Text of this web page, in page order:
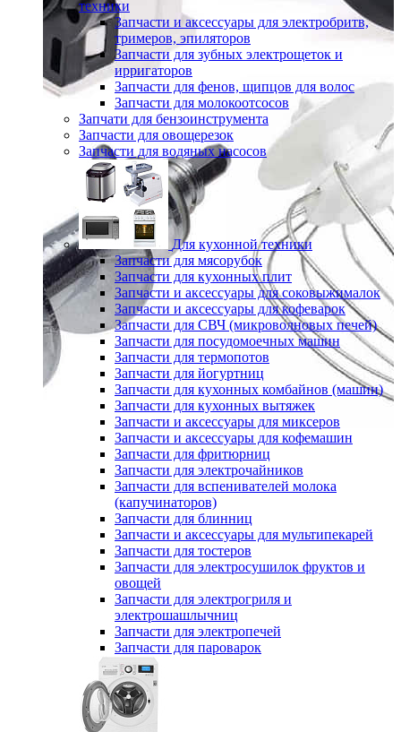
техники
Запчасти и аксессуары для электробритв,
тримеров, эпиляторов
Запчасти для зубных электрощеток и
ирригаторов
Запчасти для фенов, щипцов для волос
Запчасти для молокоотсосов
Запчати для бензоинструмента
Запчасти для овощерезок
Запчасти для водяных насосов
Для кухонной техники
Запчасти для мясорубок
Запчасти для кухонных плит
Запчасти и аксессуары для соковыжималок
Запчасти и аксессуары для кофеварок
Запчасти для СВЧ (микроволновых печей)
Запчасти для посудомоечных машин
Запчасти для термопотов
Запчасти для йогуртниц
Запчасти для кухонных комбайнов (машин)
Запчасти для кухонных вытяжек
Запчасти и аксессуары для миксеров
Запчасти и аксессуары для кофемашин
Запчасти для фритюрниц
Запчасти для электрочайников
Запчасти для вспенивателей молока
(капучинаторов)
Запчасти для блинниц
Запчасти и аксессуары для мультипекарей
Запчасти для тостеров
Запчасти для электросушилок фруктов и
овощей
Запчасти для электрогриля и
электрошашлычниц
Запчасти для электропечей
Запчасти для пароварок